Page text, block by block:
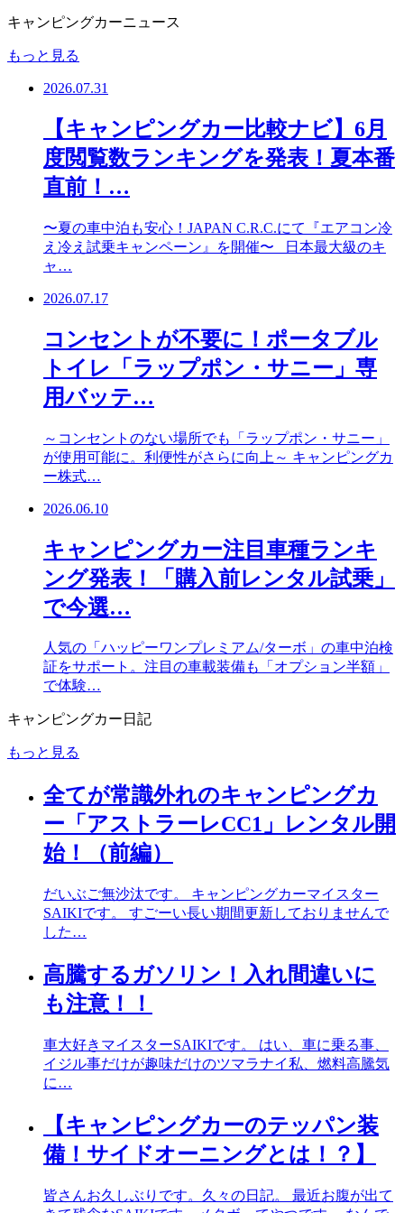
キャンピングカーニュース
もっと見る
2026.07.31
【キャンピングカー比較ナビ】6月
度閲覧数ランキングを発表！夏本番
直前！…
〜夏の車中泊も安心！JAPAN C.R.C.にて『エアコン冷
え冷え試乗キャンペーン』を開催〜 日本最大級のキ
ャ…
2026.07.17
コンセントが不要に！ポータブル
トイレ「ラップポン・サニー」専
用バッテ…
～コンセントのない場所でも「ラップポン・サニー」
が使用可能に。利便性がさらに向上～ キャンピングカ
ー株式…
2026.06.10
キャンピングカー注目車種ランキ
ング発表！「購入前レンタル試乗」
で今選…
人気の「ハッピーワンプレミアム/ターボ」の車中泊検
証をサポート。注目の車載装備も「オプション半額」
で体験…
キャンピングカー日記
もっと見る
全てが常識外れのキャンピングカ
ー「アストラーレCC1」レンタル開
始！（前編）
だいぶご無沙汰です。 キャンピングカーマイスター
SAIKIです。 すごーい長い期間更新しておりませんで
した…
高騰するガソリン！入れ間違いに
も注意！！
車大好きマイスターSAIKIです。 はい、車に乗る事、
イジル事だけが趣味だけのツマラナイ私、燃料高騰気
に…
【キャンピングカーのテッパン装
備！サイドオーニングとは！？】
皆さんお久しぶりです。久々の日記。 最近お腹が出て